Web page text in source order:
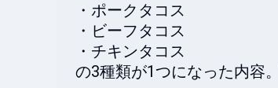
・ポークタコス
・ビーフタコス
・チキンタコス
の3種類が1つになった内容